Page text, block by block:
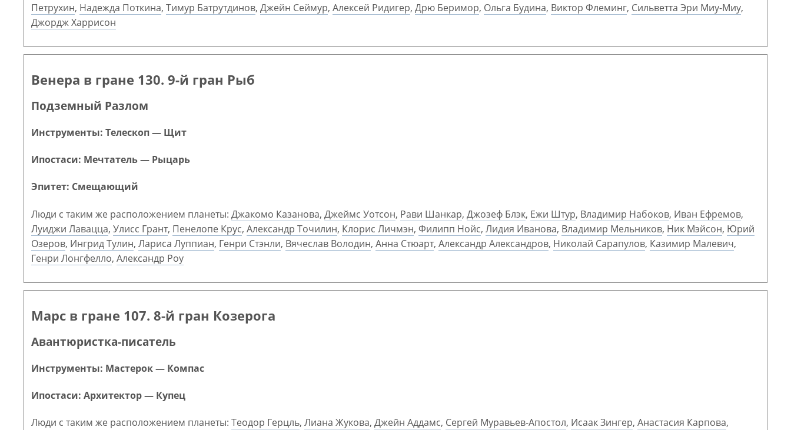
Петрухин, Надежда Поткина, Тимур Батрутдинов, Джейн Сеймур, Алексей Ридигер, Дрю Беримор, Ольга Будина, Виктор Флеминг, Сильветта Эри Миу-Миу,
Джордж Харрисон
Венера в гране 130. 9-й гран Рыб
Подземный Разлом
Инструменты: Телескоп — Щит
Ипостаси: Мечтатель — Рыцарь
Эпитет: Смещающий
Люди с таким же расположением планеты: Джакомо Казанова, Джеймс Уотсон, Рави Шанкар, Джозеф Блэк, Ежи Штур, Владимир Набоков, Иван Ефремов,
Луиджи Лавацца, Улисс Грант, Пенелопе Крус, Александр Точилин, Клорис Личмэн, Филипп Нойс, Лидия Иванова, Владимир Мельников, Ник Мэйсон, Юрий
Озеров, Ингрид Тулин, Лариса Луппиан, Генри Стэнли, Вячеслав Володин, Анна Стюарт, Александр Александров, Николай Сарапулов, Казимир Малевич,
Генри Лонгфелло, Александр Роу
Марс в гране 107. 8-й гран Козерога
Авантюристка-писатель
Инструменты: Мастерок — Компас
Ипостаси: Архитектор — Купец
Люди с таким же расположением планеты: Теодор Герцль, Лиана Жукова, Джейн Аддамс, Сергей Муравьев-Апостол, Исаак Зингер, Анастасия Карпова,